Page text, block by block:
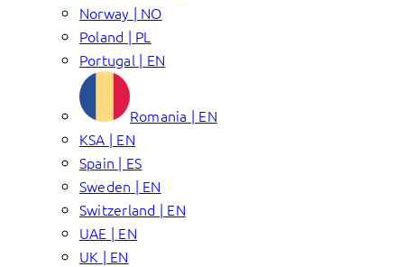
Norway | NO
Poland | PL
Portugal | EN
Romania | EN
KSA | EN
Spain | ES
Sweden | EN
Switzerland | EN
UAE | EN
UK | EN